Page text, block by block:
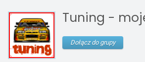
Tuning -
Dołącz do grupy